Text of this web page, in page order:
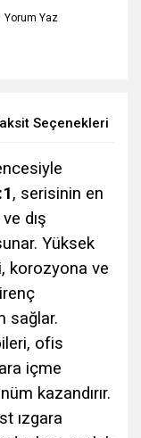
Yorum Yaz
Seçenekleri
, serisinin en
dış
Yüksek
korozyona ve
sağlar.
ofis
içme
kazandırır.
ızgara